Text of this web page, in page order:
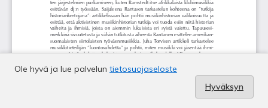
Ole hyvä ja lue palvelun tietosuojaseloste
Hyväksyn